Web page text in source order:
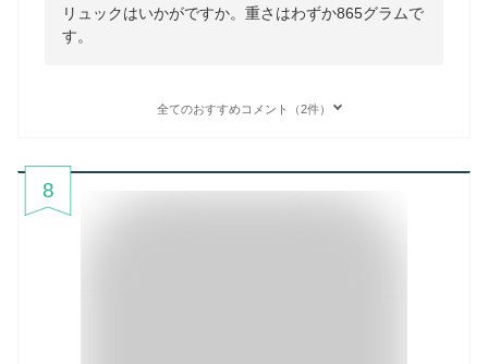
リュックはいかがですか。重さはわずか865グラムで
す。
全てのおすすめコメント（2件）
8